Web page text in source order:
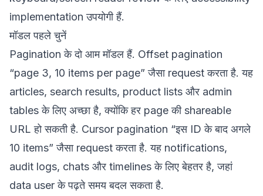
implementation उपयोगी हैं.
मॉडल पहले चुनें
Pagination के दो आम मॉडल हैं. Offset pagination
“page 3, 10 items per page” जैसा request करता है. यह
articles, search results, product lists और admin
tables के लिए अच्छा है, क्योंकि हर page की shareable
URL हो सकती है. Cursor pagination “इस ID के बाद अगले
10 items” जैसा request करता है. यह notifications,
audit logs, chats और timelines के लिए बेहतर है, जहां
data user के पढ़ते समय बदल सकता है.